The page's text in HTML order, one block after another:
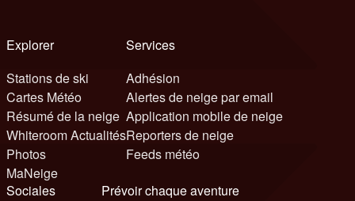
Explorer
Stations de ski
Cartes Météo
Résumé de la neige
Whiteroom Actualités
Photos
MaNeige
Services
Adhésion
Alertes de neige par email
Application mobile de neige
Reporters de neige
Feeds météo
Sociales
Prévoir chaque aventure